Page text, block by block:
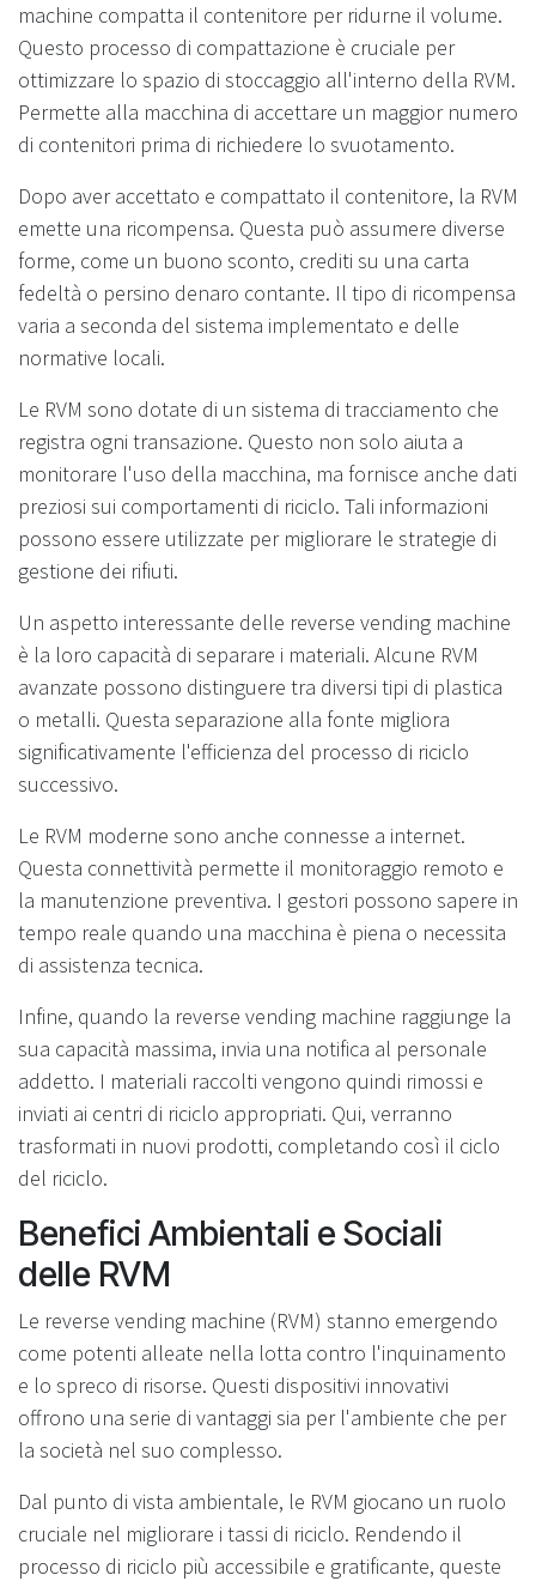
machine compatta il contenitore per ridurne il volume.
Questo processo di compattazione è cruciale per
ottimizzare lo spazio di stoccaggio all'interno della RVM.
Permette alla macchina di accettare un maggior numero
di contenitori prima di richiedere lo svuotamento.
Dopo aver accettato e compattato il contenitore, la RVM
emette una ricompensa. Questa può assumere diverse
forme, come un buono sconto, crediti su una carta
fedeltà o persino denaro contante. Il tipo di ricompensa
varia a seconda del sistema implementato e delle
normative locali.
Le RVM sono dotate di un sistema di tracciamento che
registra ogni transazione. Questo non solo aiuta a
monitorare l'uso della macchina, ma fornisce anche dati
preziosi sui comportamenti di riciclo. Tali informazioni
possono essere utilizzate per migliorare le strategie di
gestione dei rifiuti.
Un aspetto interessante delle reverse vending machine
è la loro capacità di separare i materiali. Alcune RVM
avanzate possono distinguere tra diversi tipi di plastica
o metalli. Questa separazione alla fonte migliora
significativamente l'efficienza del processo di riciclo
successivo.
Le RVM moderne sono anche connesse a internet.
Questa connettività permette il monitoraggio remoto e
la manutenzione preventiva. I gestori possono sapere in
tempo reale quando una macchina è piena o necessita
di assistenza tecnica.
Infine, quando la reverse vending machine raggiunge la
sua capacità massima, invia una notifica al personale
addetto. I materiali raccolti vengono quindi rimossi e
inviati ai centri di riciclo appropriati. Qui, verranno
trasformati in nuovi prodotti, completando così il ciclo
del riciclo.
Benefici Ambientali e Sociali
delle RVM
Le reverse vending machine (RVM) stanno emergendo
come potenti alleate nella lotta contro l'inquinamento
e lo spreco di risorse. Questi dispositivi innovativi
offrono una serie di vantaggi sia per l'ambiente che per
la società nel suo complesso.
Dal punto di vista ambientale, le RVM giocano un ruolo
cruciale nel migliorare i tassi di riciclo. Rendendo il
processo di riciclo più accessibile e gratificante, queste